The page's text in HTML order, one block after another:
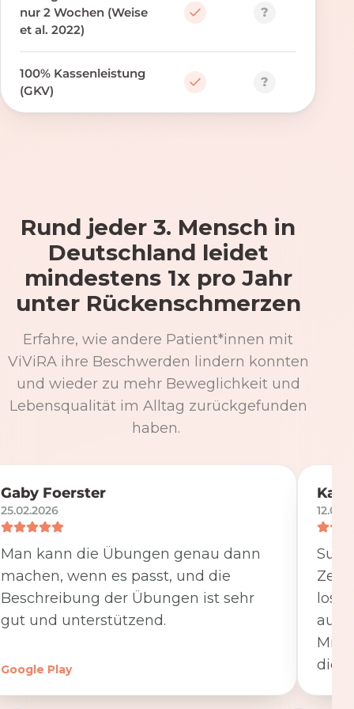
nur 2 Wochen (Weise
et al. 2022)
?
100% Kassenleistung
(GKV)
?
Rund jeder 3. Mensch in
Deutschland leidet
mindestens 1x pro Jahr
unter Rückenschmerzen
Erfahre, wie andere Patient*innen mit
ViViRA ihre Beschwerden lindern konnten
und wieder zu mehr Beweglichkeit und
Lebensqualität im Alltag zurückgefunden
haben.
Gaby Foerster
25.02.2026
Man kann die Übungen genau dann
machen, wenn es passt, und die
Beschreibung der Übungen ist sehr
gut und unterstützend.
Google Play
Zeit
die